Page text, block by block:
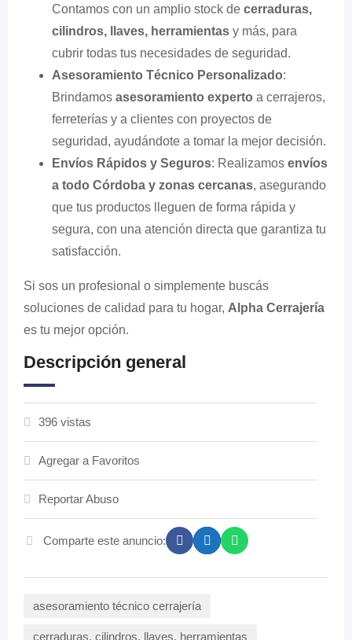
Contamos con un amplio stock de cerraduras,
cilindros, llaves, herramientas y más, para
cubrir todas tus necesidades de seguridad.
Asesoramiento Técnico Personalizado:
Brindamos asesoramiento experto a cerrajeros,
ferreterías y a clientes con proyectos de
seguridad, ayudándote a tomar la mejor decisión.
Envíos Rápidos y Seguros: Realizamos envíos
a todo Córdoba y zonas cercanas, asegurando
que tus productos lleguen de forma rápida y
segura, con una atención directa que garantiza tu
satisfacción.
Si sos un profesional o simplemente buscás
soluciones de calidad para tu hogar, Alpha Cerrajería
es tu mejor opción.
Descripción general
396 vistas
Agregar a Favoritos
Reportar Abuso
Comparte este anuncio:
asesoramiento técnico cerrajería
cerraduras, cilindros, llaves, herramientas